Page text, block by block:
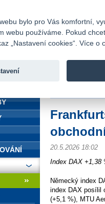
20.5.2026 18:02
Index DAX +1,38
Německý index
index DAX posílil
(+5,1 %), MTU
bylo pro Vás komfortní,
webu používáme. Pokud
„Nastavení cookies“. Více o